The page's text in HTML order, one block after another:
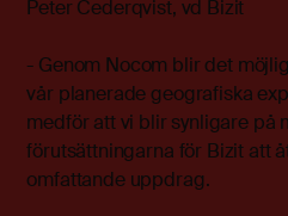
Peter Cederqvist, vd Bizit
- Genom Nocom blir det
vår planerade geografiska
medför att vi blir synligare på
förutsättningarna för Bizit att
omfattande uppdrag.